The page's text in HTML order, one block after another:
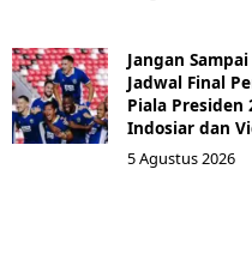
Jangan
Jadwal Final
Piala Presiden
Indosiar dan
5 Agustus 2026